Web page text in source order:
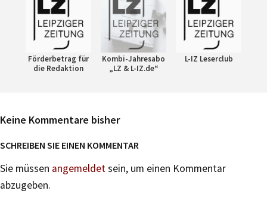
Förderbetrag für
die Redaktion
Kombi-Jahresabo
„LZ & L-IZ.de“
L-IZ Leserclub
Keine Kommentare bisher
SCHREIBEN SIE EINEN KOMMENTAR
Sie müssen angemeldetsein, um einen Kommentar
abzugeben.